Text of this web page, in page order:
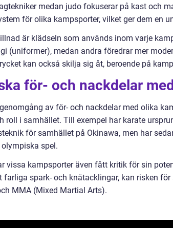
medan judo fokuserar på kast och
för olika kampsporter, vilket ger dem en
är klädseln som används inom varje
(uniformer), medan andra föredrar mer
kan också skilja sig åt, beroende på
för- och nackdelar
av för- och nackdelar med olika
roll i samhället. Till exempel har karate
för samhället på Okinawa, men har
spel.
vissa kampsporter även fått kritik för sin
farliga spark- och knätacklingar, kan risken
MMA (Mixed Martial Arts).